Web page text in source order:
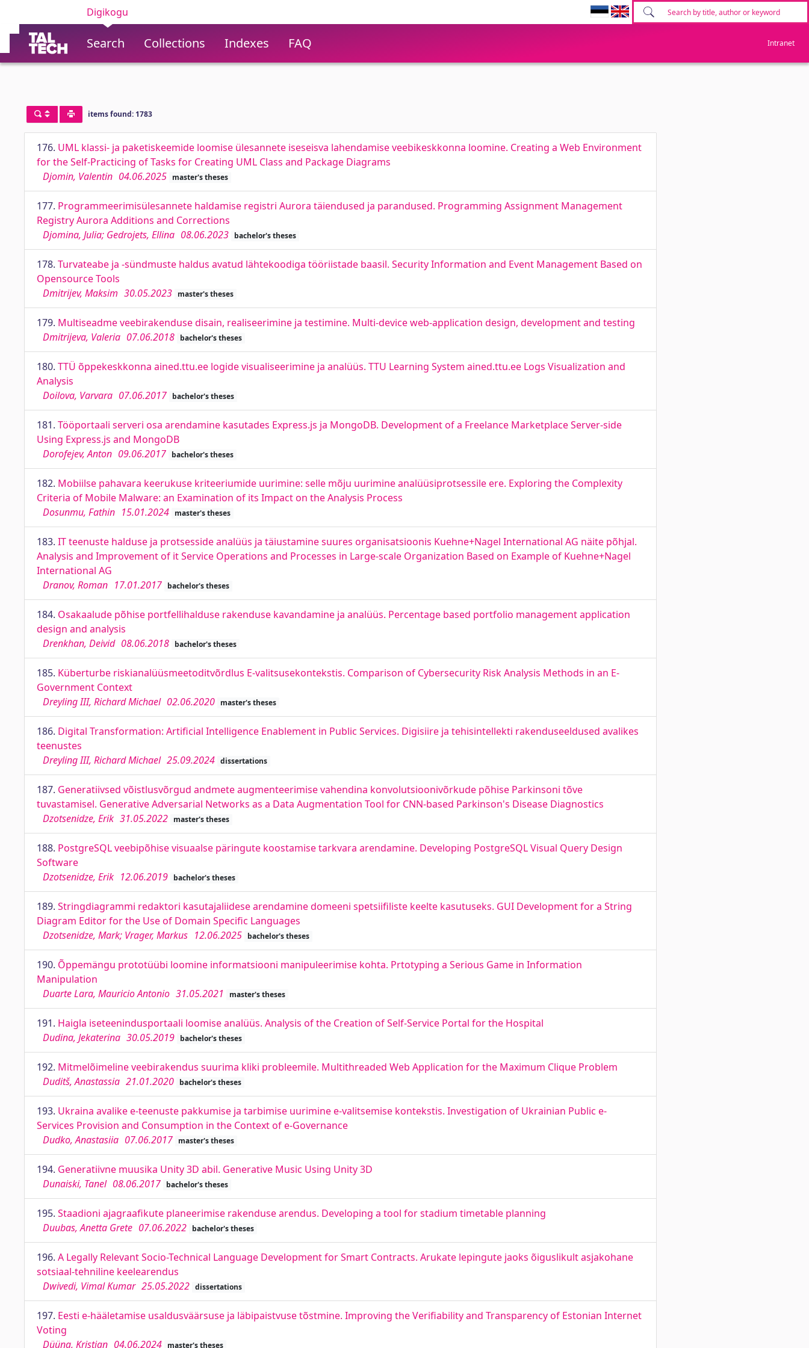
Digikogu
Search Collections Indexes FAQ Intranet
items found: 1783
176. UML klassi- ja paketiskeemide loomise ülesannete iseseisva lahendamise veebikeskkonna loomine. Creating a Web Environment
for the Self-Practicing of Tasks for Creating UML Class and Package Diagrams
Djomin, Valentin 04.06.2025 master's theses
177. Programmeerimisülesannete haldamise registri Aurora täiendused ja parandused. Programming Assignment Management
Registry Aurora Additions and Corrections
Djomina, Julia; Gedrojets, Ellina 08.06.2023 bachelor's theses
178. Turvateabe ja -sündmuste haldus avatud lähtekoodiga tööriistade baasil. Security Information and Event Management Based on
Opensource Tools
Dmitrijev, Maksim 30.05.2023 master's theses
179. Multiseadme veebirakenduse disain, realiseerimine ja testimine. Multi-device web-application design, development and testing
Dmitrijeva, Valeria 07.06.2018 bachelor's theses
180. TTÜ õppekeskkonna ained.ttu.ee logide visualiseerimine ja analüüs. TTU Learning System ained.ttu.ee Logs Visualization and
Analysis
Doilova, Varvara 07.06.2017 bachelor's theses
181. Tööportaali serveri osa arendamine kasutades Express.js ja MongoDB. Development of a Freelance Marketplace Server-side
Using Express.js and MongoDB
Dorofejev, Anton 09.06.2017 bachelor's theses
182. Mobiilse pahavara keerukuse kriteeriumide uurimine: selle mõju uurimine analüüsiprotsessile ere. Exploring the Complexity
Criteria of Mobile Malware: an Examination of its Impact on the Analysis Process
Dosunmu, Fathin 15.01.2024 master's theses
183. IT teenuste halduse ja protsesside analüüs ja täiustamine suures organisatsioonis Kuehne+Nagel International AG näite põhjal.
Analysis and Improvement of it Service Operations and Processes in Large-scale Organization Based on Example of Kuehne+Nagel
International AG
Dranov, Roman 17.01.2017 bachelor's theses
184. Osakaalude põhise portfellihalduse rakenduse kavandamine ja analüüs. Percentage based portfolio management application
design and analysis
Drenkhan, Deivid 08.06.2018 bachelor's theses
185. Küberturbe riskianalüüsmeetoditvõrdlus E-valitsusekontekstis. Comparison of Cybersecurity Risk Analysis Methods in an E-
Government Context
Dreyling III, Richard Michael 02.06.2020 master's theses
186. Digital Transformation: Artiﬁcial Intelligence Enablement in Public Services. Digisiire ja tehisintellekti rakenduseeldused avalikes
teenustes
Dreyling III, Richard Michael 25.09.2024 dissertations
187. Generatiivsed võistlusvõrgud andmete augmenteerimise vahendina konvolutsioonivõrkude põhise Parkinsoni tõve
tuvastamisel. Generative Adversarial Networks as a Data Augmentation Tool for CNN-based Parkinson's Disease Diagnostics
Dzotsenidze, Erik 31.05.2022 master's theses
188. PostgreSQL veebipõhise visuaalse päringute koostamise tarkvara arendamine. Developing PostgreSQL Visual Query Design
Software
Dzotsenidze, Erik 12.06.2019 bachelor's theses
189. Stringdiagrammi redaktori kasutajaliidese arendamine domeeni spetsiifiliste keelte kasutuseks. GUI Development for a String
Diagram Editor for the Use of Domain Specific Languages
Dzotsenidze, Mark; Vrager, Markus 12.06.2025 bachelor's theses
190. Õppemängu prototüübi loomine informatsiooni manipuleerimise kohta. Prtotyping a Serious Game in Information
Manipulation
Duarte Lara, Mauricio Antonio 31.05.2021 master's theses
191. Haigla iseteenindusportaali loomise analüüs. Analysis of the Creation of Self-Service Portal for the Hospital
Dudina, Jekaterina 30.05.2019 bachelor's theses
192. Mitmelõimeline veebirakendus suurima kliki probleemile. Multithreaded Web Application for the Maximum Clique Problem
Duditš, Anastassia 21.01.2020 bachelor's theses
193. Ukraina avalike e-teenuste pakkumise ja tarbimise uurimine e-valitsemise kontekstis. Investigation of Ukrainian Public e-
Services Provision and Consumption in the Context of e-Governance
Dudko, Anastasiia 07.06.2017 master's theses
194. Generatiivne muusika Unity 3D abil. Generative Music Using Unity 3D
Dunaiski, Tanel 08.06.2017 bachelor's theses
195. Staadioni ajagraafikute planeerimise rakenduse arendus. Developing a tool for stadium timetable planning
Duubas, Anetta Grete 07.06.2022 bachelor's theses
196. A Legally Relevant Socio-Technical Language Development for Smart Contracts. Arukate lepingute jaoks õiguslikult asjakohane
sotsiaal-tehniline keelearendus
Dwivedi, Vimal Kumar 25.05.2022 dissertations
197. Eesti e-hääletamise usaldusväärsuse ja läbipaistvuse tõstmine. Improving the Verifiability and Transparency of Estonian Internet
Voting
Düüna, Kristjan 04.06.2024 master's theses